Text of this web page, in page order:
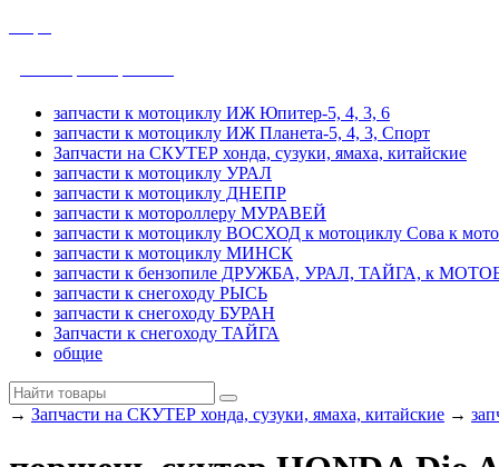
запчасти к мотоциклу ИЖ Юпитер-5, 4, 3, 6
запчасти к мотоциклу ИЖ Планета-5, 4, 3, Спорт
Запчасти на СКУТЕР хонда, сузуки, ямаха, китайские
запчасти к мотоциклу УРАЛ
запчасти к мотоциклу ДНЕПР
запчасти к мотороллеру МУРАВЕЙ
запчасти к мотоциклу ВОСХОД к мотоциклу Сова к
запчасти к мотоциклу МИНСК
запчасти к бензопиле ДРУЖБА, УРАЛ, ТАЙГА, к
запчасти к снегоходу РЫСЬ
запчасти к снегоходу БУРАН
Запчасти к снегоходу ТАЙГА
общие
→ Запчасти на СКУТЕР хонда, сузуки, ямаха, китайские →